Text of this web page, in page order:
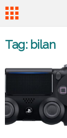
Tag: bilan